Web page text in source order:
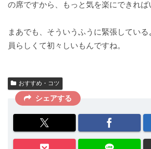
の席ですから、もっと気を楽にできれば
まあでも、そういうふうに緊張している
員らしくて初々しい もんですね。
おすすめ・コツ
シェアする